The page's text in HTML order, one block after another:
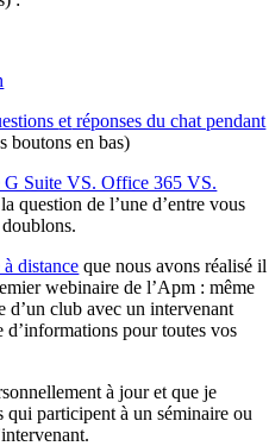
et réponses du chat pendant
boutons en bas)
G Suite VS. Office 365 VS.
question de l’une d’entre vous
distance que nous avons réalisé il
webinaire de l’Apm : même
d’un club avec un intervenant
pour toutes vos
à jouret que je
qui participent à un séminaire ou